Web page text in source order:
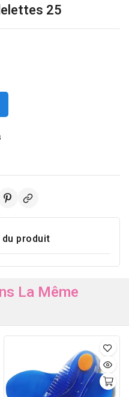
25
produit
La Même